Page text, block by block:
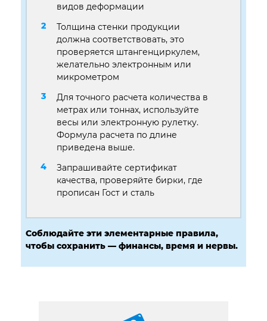
видов деформации
Толщина стенки продукции
должна соответствовать, это
проверяется штангенциркулем,
желательно электронным или
микрометром
Для точного расчета количества в
метрах или тоннах, используйте
весы или электронную рулетку.
Формула расчета по длине
приведена выше.
Запрашивайте сертификат
качества, проверяйте бирки, где
прописан Гост и сталь
Соблюдайте эти элементарные правила,
чтобы сохранить — финансы, время и нервы.